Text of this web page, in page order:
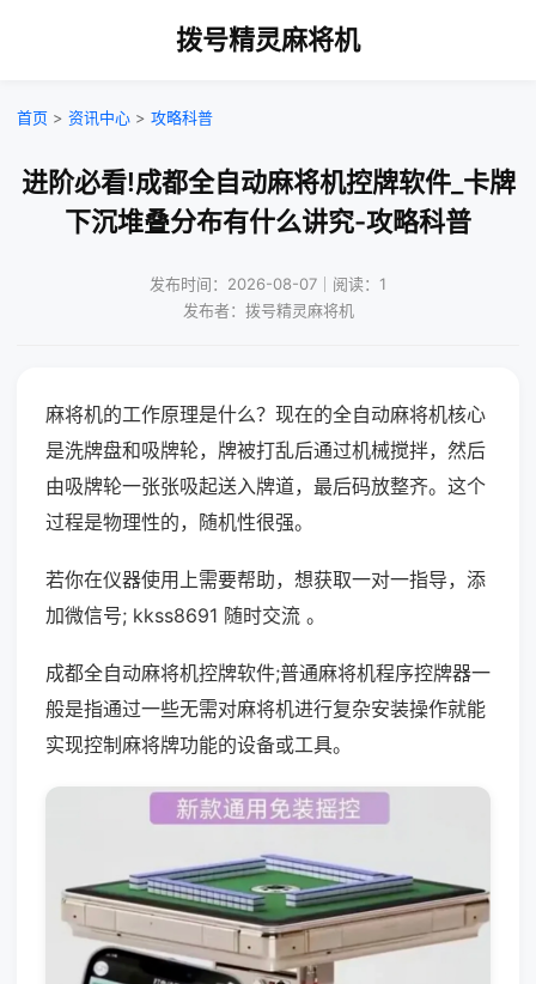
拨号精灵麻将机
首页 > 资讯中心 > 攻略科普
进阶必看!成都全自动麻将机控牌软件_卡牌
下沉堆叠分布有什么讲究-攻略科普
发布时间：2026-08-07｜阅读：1
发布者：拨号精灵麻将机
麻将机的工作原理是什么？现在的全自动麻将机核心
是洗牌盘和吸牌轮，牌被打乱后通过机械搅拌，然后
由吸牌轮一张张吸起送入牌道，最后码放整齐。这个
过程是物理性的，随机性很强。
若你在仪器使用上需要帮助，想获取一对一指导，添
加微信号; kkss8691 随时交流 。
成都全自动麻将机控牌软件;普通麻将机程序控牌器一
般是指通过一些无需对麻将机进行复杂安装操作就能
实现控制麻将牌功能的设备或工具。